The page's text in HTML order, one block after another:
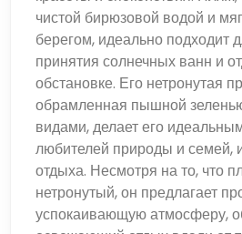
чистой бирюзовой водой и
берегом, идеально подходит
принятия солнечных ванн и
обстановке. Его нетронутая
обрамленная пышной
видами, делает его
любителей природы и семей,
отдыха. Несмотря на то, что
нетронутый, он предлагает
успокаивающую атмосферу,